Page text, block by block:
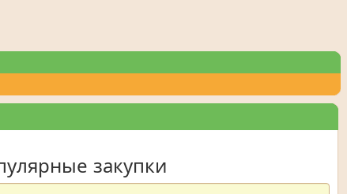
закупки